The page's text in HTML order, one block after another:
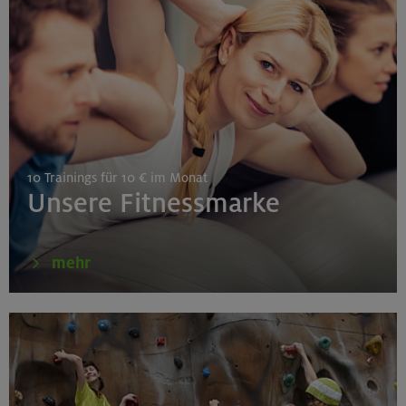
Gilching
26.08.26
Schnupperkletterkurs indoor
München
27./28.08.26
Grundkurs Klettern indoor
Gilching
30.08./06./13.09.26
10 Trainings für 10 € im Monat
Unsere Fitnessmarke
mehr